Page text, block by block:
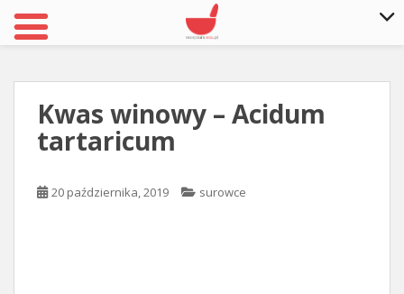
Kwas winowy – Acidum
tartaricum
20 października, 2019 surowce